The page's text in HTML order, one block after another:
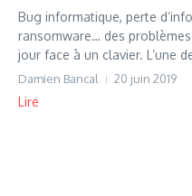
Bug informatique, perte
ransomware… des
jour face à un clavier. L’une
Damien Bancal 20 juin 2019
Lire